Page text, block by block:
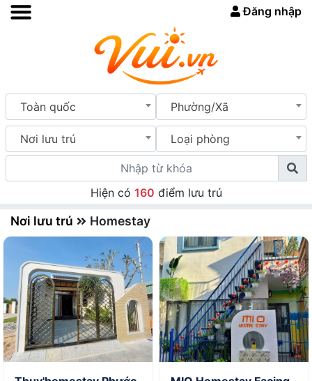
Đăng nhập
Toàn quốc Phường/Xã
Nơi lưu trú Loại phòng
Hiện có 160 điểm lưu trú
Nơi lưu trú Homestay